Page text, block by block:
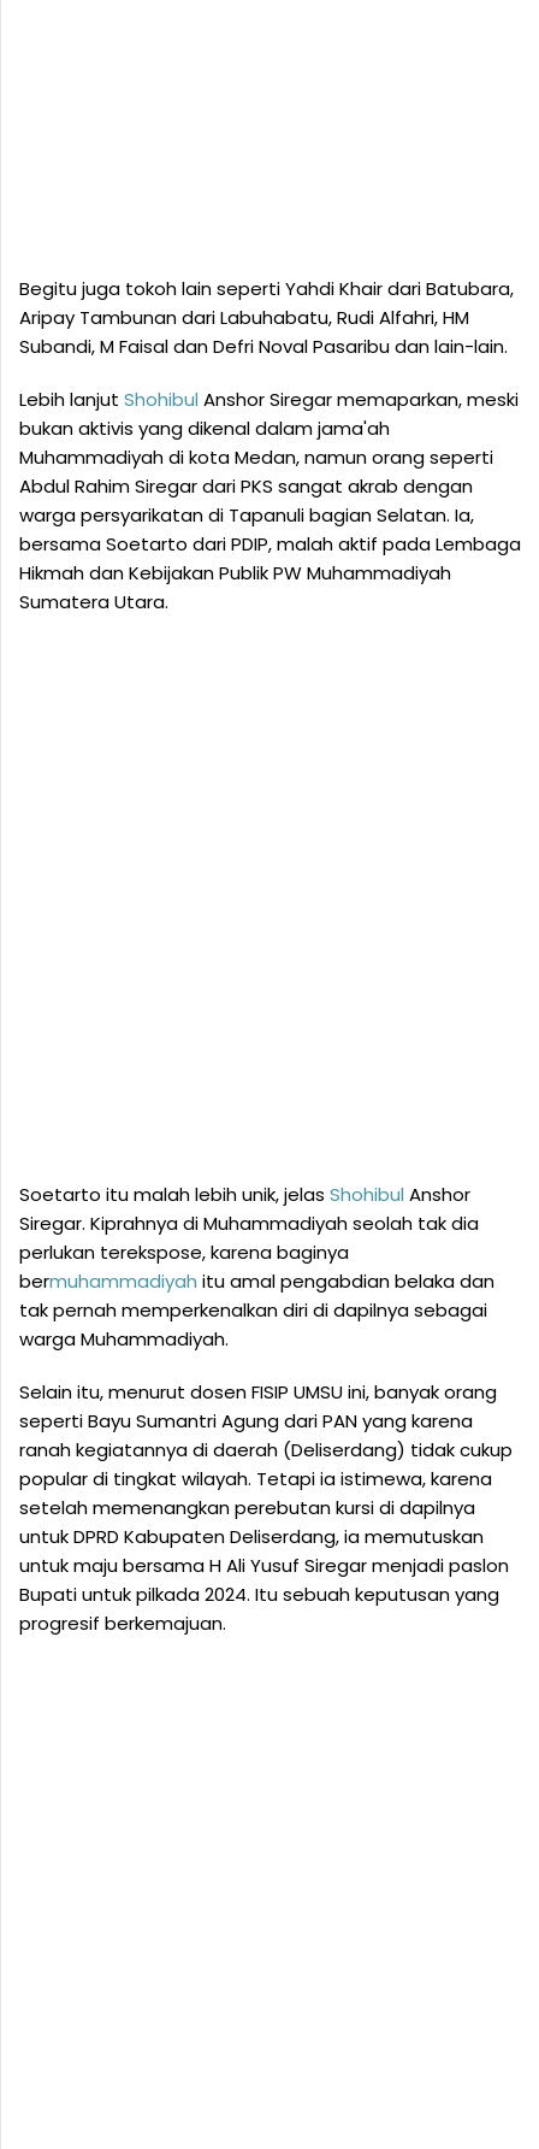
Begitu juga tokoh lain seperti Yahdi Khair dari Batubara,
Aripay Tambunan dari Labuhabatu, Rudi Alfahri, HM
Subandi, M Faisal dan Defri Noval Pasaribu dan lain-lain.
Lebih lanjut Shohibul Anshor Siregar memaparkan, meski
bukan aktivis yang dikenal dalam jama'ah
Muhammadiyah di kota Medan, namun orang seperti
Abdul Rahim Siregar dari PKS sangat akrab dengan
warga persyarikatan di Tapanuli bagian Selatan. Ia,
bersama Soetarto dari PDIP, malah aktif pada Lembaga
Hikmah dan Kebijakan Publik PW Muhammadiyah
Sumatera Utara.
Soetarto itu malah lebih unik, jelas Shohibul Anshor
Siregar. Kiprahnya di Muhammadiyah seolah tak dia
perlukan terekspose, karena baginya
bermuhammadiyah itu amal pengabdian belaka dan
tak pernah memperkenalkan diri di dapilnya sebagai
warga Muhammadiyah.
Selain itu, menurut dosen FISIP UMSU ini, banyak orang
seperti Bayu Sumantri Agung dari PAN yang karena
ranah kegiatannya di daerah (Deliserdang) tidak cukup
popular di tingkat wilayah. Tetapi ia istimewa, karena
setelah memenangkan perebutan kursi di dapilnya
untuk DPRD Kabupaten Deliserdang, ia memutuskan
untuk maju bersama H Ali Yusuf Siregar menjadi paslon
Bupati untuk pilkada 2024. Itu sebuah keputusan yang
progresif berkemajuan.